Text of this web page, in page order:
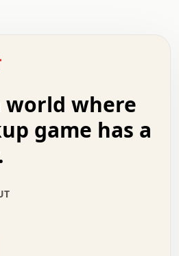
.   .   .   .   +   .   .
.   .   .   .   .   :   .
.   .   .   .   .   .   +
.   .   .   .   o   .   .
.   .   .   :   .   .   o
.   .   .   o   .   .   .
.   :   .   .   .   .   .
+   .   .   .   .   .   o
.   .   .   .   .   .   .
.   .   .   .   .   +   .
world where
game has a